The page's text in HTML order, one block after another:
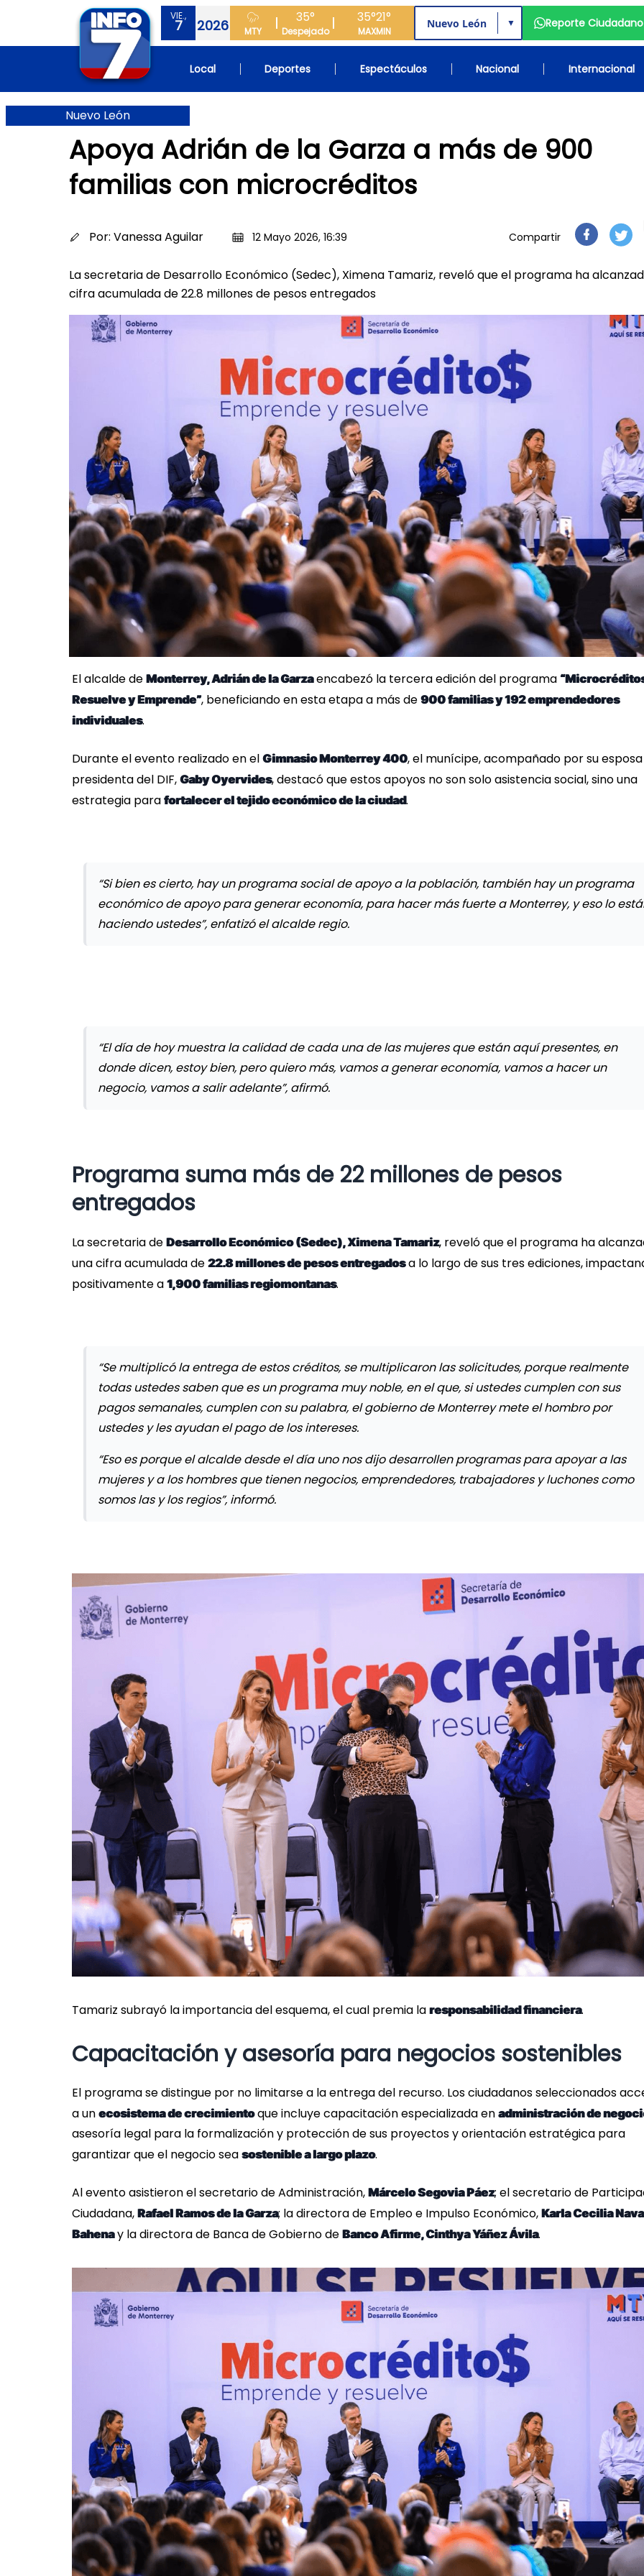
VIE.,
7 2026 MTY
35°
Despejado
35°
MAX
21°
MIN
▼ Reporte Ciudadano
Local Deportes Espectáculos Nacional Internacional
Nuevo León
Apoya Adrián de la Garza a más de 900
familias con microcréditos
Por: Vanessa Aguilar 12 Mayo 2026, 16:39 Compartir
La secretaria de Desarrollo Económico (Sedec), Ximena Tamariz, reveló que el programa ha
cifra acumulada de 22.8 millones de pesos entregados
El alcalde de Monterrey, Adrián de la Garzaencabezó la tercera edición del programa
Resuelve y Emprende”, beneficiando en esta etapa a más de 900 familias y 192 emprendedores
individuales.
Durante el evento realizado en el Gimnasio Monterrey 400, el munícipe, acompañado por su
presidenta del DIF, Gaby Oyervides, destacó que estos apoyos no son solo asistencia social, sino una
estrategia para fortalecer el tejido económico de la ciudad.
“Si bien es cierto, hay un programa social de apoyo a la población, también hay un programa
económico de apoyo para generar economía, para hacer más fuerte a Monterrey, y eso lo
haciendo ustedes”, enfatizó el alcalde regio.
“El día de hoy muestra la calidad de cada una de las mujeres que están aquí presentes, en
donde dicen, estoy bien, pero quiero más, vamos a generar economía, vamos a hacer un
negocio, vamos a salir adelante”, afirmó.
Programa suma más de 22 millones de pesos
entregados
La secretaria de Desarrollo Económico (Sedec), Ximena Tamariz, reveló que el programa ha
una cifra acumulada de 22.8 millones de pesos entregadosa lo largo de sus tres ediciones,
positivamente a 1,900 familias regiomontanas.
“Se multiplicó la entrega de estos créditos, se multiplicaron las solicitudes, porque realmente
todas ustedes saben que es un programa muy noble, en el que, si ustedes cumplen con sus
pagos semanales, cumplen con su palabra, el gobierno de Monterrey mete el hombro por
ustedes y les ayudan el pago de los intereses.
“Eso es porque el alcalde desde el día uno nos dijo desarrollen programas para apoyar a las
mujeres y a los hombres que tienen negocios, emprendedores, trabajadores y luchones como
somos las y los regios”, informó.
Tamariz subrayó la importancia del esquema, el cual premia la responsabilidad financiera.
Capacitación y asesoría para negocios sostenibles
El programa se distingue por no limitarse a la entrega del recurso. Los ciudadanos seleccionados
a un ecosistema de crecimientoque incluye capacitación especializada en administración de
asesoría legal para la formalización y protección de sus proyectos y orientación estratégica para
garantizar que el negocio sea sostenible a largo plazo.
Al evento asistieron el secretario de Administración, Márcelo Segovia Páez; el secretario de
Ciudadana, Rafael Ramos de la Garza; la directora de Empleo e Impulso Económico, Karla Cecilia
Bahenay la directora de Banca de Gobierno de Banco Afirme, Cinthya Yáñez Ávila.